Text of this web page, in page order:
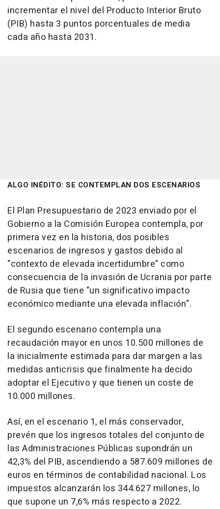
incrementar el nivel del Producto Interior Bruto
(PIB) hasta 3 puntos porcentuales de media
cada año hasta 2031.
ALGO INÉDITO: SE CONTEMPLAN DOS ESCENARIOS
El Plan Presupuestario de 2023 enviado por el
Gobierno a la Comisión Europea contempla, por
primera vez en la historia, dos posibles
escenarios de ingresos y gastos debido al
"contexto de elevada incertidumbre" como
consecuencia de la invasión de Ucrania por parte
de Rusia que tiene "un significativo impacto
económico mediante una elevada inflación".
El segundo escenario contempla una
recaudación mayor en unos 10.500 millones de
la inicialmente estimada para dar margen a las
medidas anticrisis que finalmente ha decido
adoptar el Ejecutivo y que tienen un coste de
10.000 millones.
Así, en el escenario 1, el más conservador,
prevén que los ingresos totales del conjunto de
las Administraciones Públicas supondrán un
42,3% del PIB, ascendiendo a 587.609 millones de
euros en términos de contabilidad nacional. Los
impuestos alcanzarán los 344.627 millones, lo
que supone un 7,6% más respecto a 2022.